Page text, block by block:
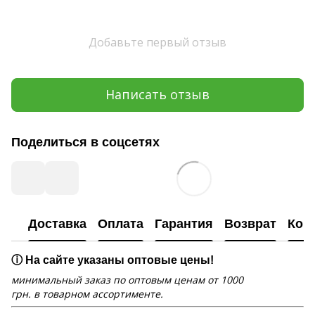
Добавьте первый отзыв
Написать отзыв
Поделиться в соцсетях
Доставка Оплата Гарантия Возврат
ⓘ На сайте указаны оптовые цены!
минимальный заказ по оптовым ценам от 1000
грн. в товарном ассортименте.